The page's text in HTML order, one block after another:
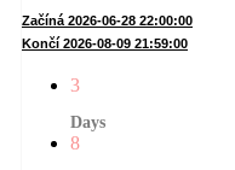
Začíná 2026-06-28 22:00:00
Končí 2026-08-09 21:59:00
3
Days
8